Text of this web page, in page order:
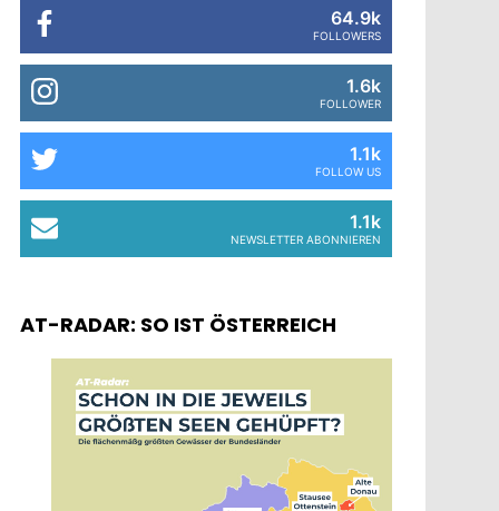
64.9k
FOLLOWERS
1.6k
FOLLOWER
1.1k
FOLLOW US
1.1k
NEWSLETTER ABONNIEREN
AT-RADAR: SO IST ÖSTERREICH